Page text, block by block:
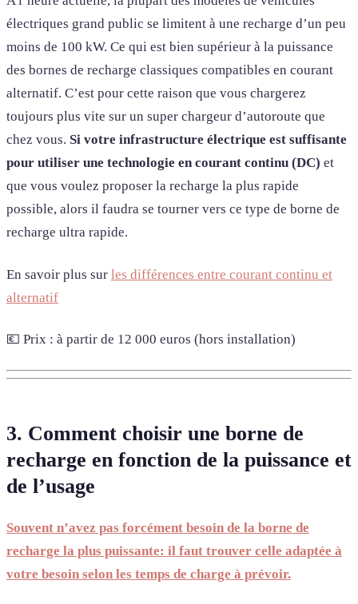
électriques grand public se limitent à une recharge d’un peu
moins de 100 kW. Ce qui est bien supérieur à la puissance
des bornes de recharge classiques compatibles en courant
alternatif. C’est pour cette raison que vous chargerez
toujours plus vite sur un super chargeur d’autoroute que
chez vous. Si votre infrastructure électrique est suffisante
pour utiliser une technologie en courant continu (DC) et
que vous voulez proposer la recharge la plus rapide
possible, alors il faudra se tourner vers ce type de borne de
recharge ultra rapide.
En savoir plus sur les différences entre courant continu et
alternatif
💶 Prix : à partir de 12 000 euros (hors installation)
3. Comment choisir une borne de
recharge en fonction de la puissance et
de l’usage
Souvent n’avez pas forcément besoin de la borne de
recharge la plus puissante: il faut trouver celle adaptée à
votre besoin selon les temps de charge à prévoir.